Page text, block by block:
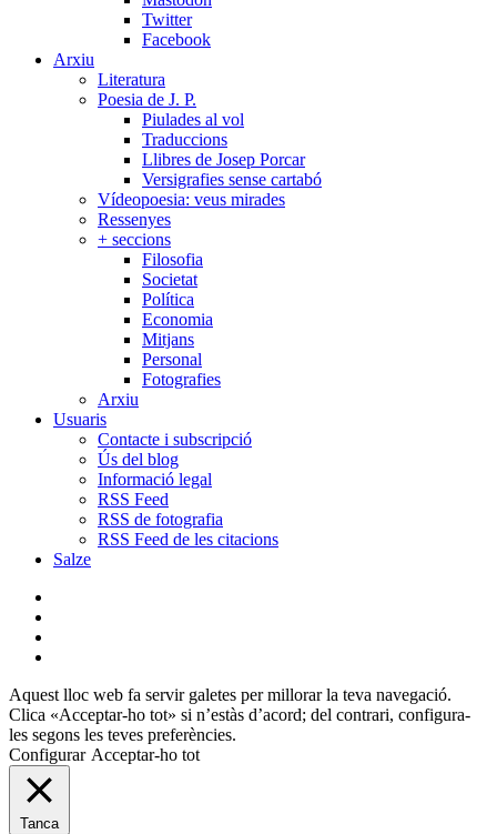
Twitter
Facebook
Arxiu
Literatura
Poesia de J. P.
Piulades al vol
Traduccions
Llibres de Josep Porcar
Versigrafies sense cartabó
Vídeopoesia: veus mirades
Ressenyes
+ seccions
Filosofia
Societat
Política
Economia
Mitjans
Personal
Fotografies
Arxiu
Usuaris
Contacte i subscripció
Ús del blog
Informació legal
RSS Feed
RSS de fotografia
RSS Feed de les citacions
Salze
Aquest lloc web fa servir galetes per millorar la teva navegació.
Clica «Acceptar-ho tot» si n’estàs d’acord; del contrari, configura-
les segons les teves preferències.
Configurar Acceptar-ho tot
Tanca